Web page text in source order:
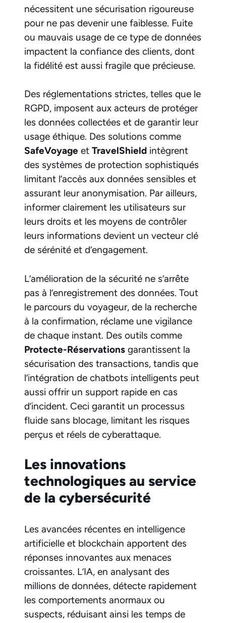
nécessitent une sécurisation rigoureuse
pour ne pas devenir une faiblesse. Fuite
ou mauvais usage de ce type de données
impactent la confiance des clients, dont
la fidélité est aussi fragile que précieuse.
Des réglementations strictes, telles que le
RGPD, imposent aux acteurs de protéger
les données collectées et de garantir leur
usage éthique. Des solutions comme
SafeVoyage et TravelShield intègrent
des systèmes de protection sophistiqués
limitant l’accès aux données sensibles et
assurant leur anonymisation. Par ailleurs,
informer clairement les utilisateurs sur
leurs droits et les moyens de contrôler
leurs informations devient un vecteur clé
de sérénité et d’engagement.
L’amélioration de la sécurité ne s’arrête
pas à l’enregistrement des données. Tout
le parcours du voyageur, de la recherche
à la confirmation, réclame une vigilance
de chaque instant. Des outils comme
Protecte-Réservations garantissent la
sécurisation des transactions, tandis que
l’intégration de chatbots intelligents peut
aussi offrir un support rapide en cas
d’incident. Ceci garantit un processus
fluide sans blocage, limitant les risques
perçus et réels de cyberattaque.
Les innovations
technologiques au service
de la cybersécurité
Les avancées récentes en intelligence
artificielle et blockchain apportent des
réponses innovantes aux menaces
croissantes. L’IA, en analysant des
millions de données, détecte rapidement
les comportements anormaux ou
suspects, réduisant ainsi les temps de